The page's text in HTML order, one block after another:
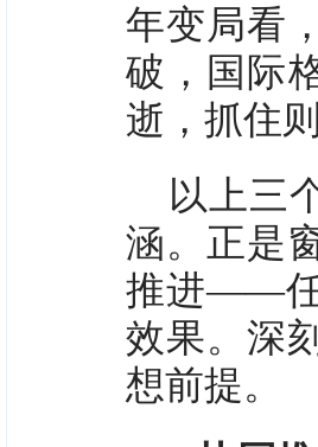
年变局看
破，国际
逝，抓住
以上三
涵。正是
推进——任
效果。深
想前提。